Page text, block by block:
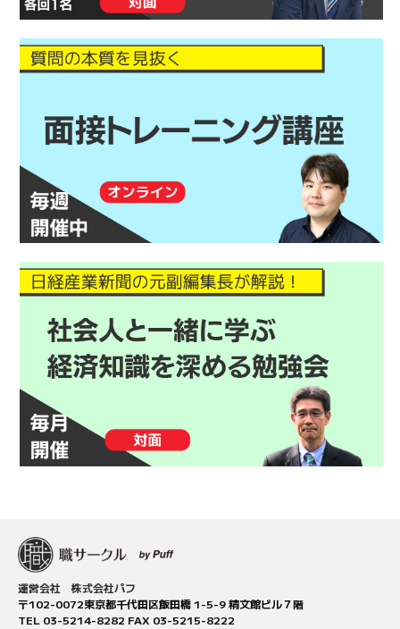
運営会社 株式会社パフ
〒102-0072東京都千代田区飯田橋 1-5-9 精文館ビル７階
TEL 03-5214-8282 FAX 03-5215-8222